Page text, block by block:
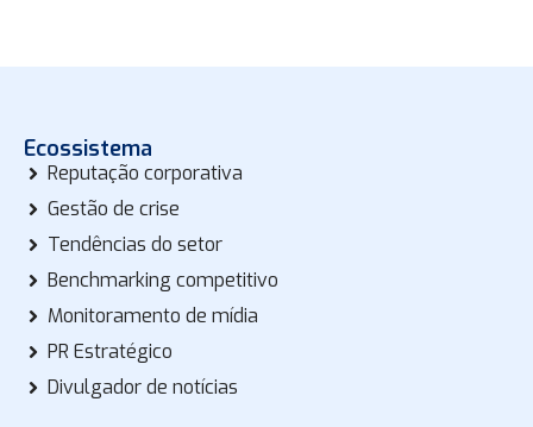
Ecossistema
Reputação corporativa
Gestão de crise
Tendências do setor
Benchmarking competitivo
Monitoramento de mídia
PR Estratégico
Divulgador de notícias